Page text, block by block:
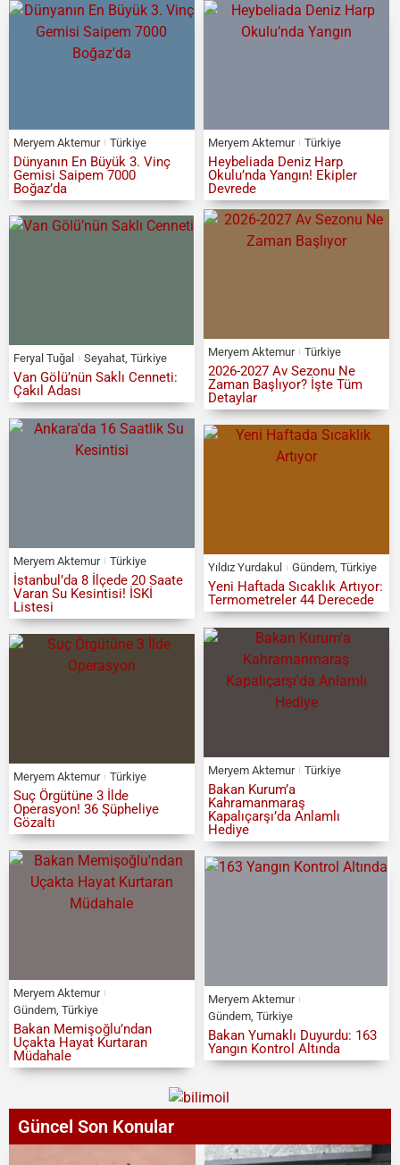
Meryem Aktemur Türkiye
Dünyanın En Büyük 3. Vinç
Gemisi Saipem 7000
Boğaz’da
Meryem Aktemur Türkiye
Heybeliada Deniz Harp
Okulu’nda Yangın! Ekipler
Devrede
Feryal Tuğal Seyahat, Türkiye
Van Gölü’nün Saklı Cenneti:
Çakıl Adası
Meryem Aktemur Türkiye
2026-2027 Av Sezonu Ne
Zaman Başlıyor? İşte Tüm
Detaylar
Meryem Aktemur Türkiye
İstanbul’da 8 İlçede 20 Saate
Varan Su Kesintisi! İSKİ
Listesi
Yıldız Yurdakul Gündem, Türkiye
Yeni Haftada Sıcaklık Artıyor:
Termometreler 44 Derecede
Meryem Aktemur Türkiye
Suç Örgütüne 3 İlde
Operasyon! 36 Şüpheliye
Gözaltı
Meryem Aktemur Türkiye
Bakan Kurum’a
Kahramanmaraş
Kapalıçarşı’da Anlamlı
Hediye
Meryem Aktemur
Gündem Türkiye
Bakan Memişoğlu’ndan
Uçakta Hayat Kurtaran
Müdahale
Meryem Aktemur
Gündem, Türkiye
Bakan Yumaklı Duyurdu: 163
Yangın Kontrol Altında
Güncel Son Konular